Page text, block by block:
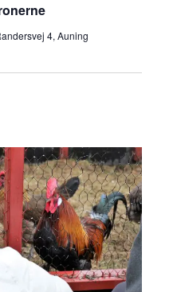
4, Auning